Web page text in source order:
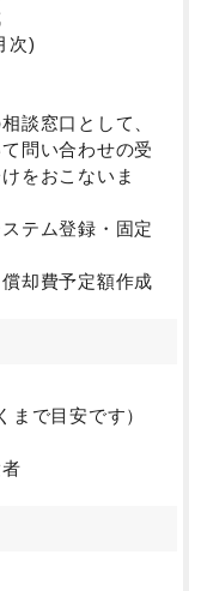
次)
談窓口として、
問い合わせの受
をおこないま
テム登録・固定
却費予定額作成
で目安です）